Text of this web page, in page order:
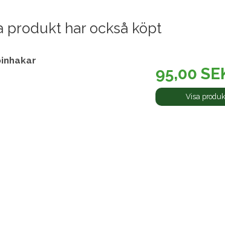
produkt har också köpt
95,00
Visa